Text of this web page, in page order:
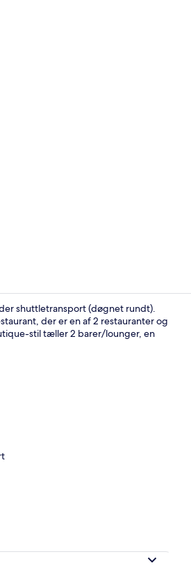
shuttletransport (døgnet rundt).
der er en af 2 restauranter og
stil tæller 2 barer/lounger, en